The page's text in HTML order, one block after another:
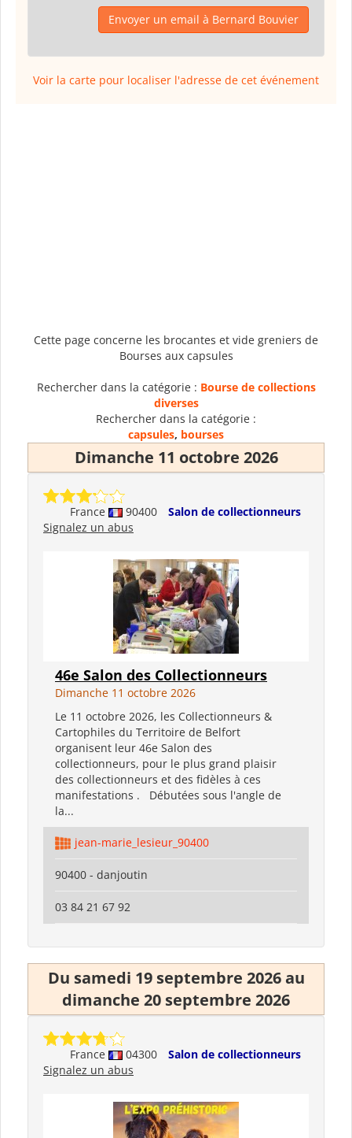
Envoyer un email à Bernard Bouvier
Voir la carte pour localiser l'adresse de cet événement
Cette page concerne les brocantes et vide greniers de
Bourses aux capsules
Rechercher dans la catégorie : Bourse de collections
diverses
Rechercher dans la catégorie :
capsules, bourses
Dimanche 11 octobre 2026
France 90400
Salon de collectionneurs
Signalez un abus
46e Salon des Collectionneurs
Dimanche 11 octobre 2026
Le 11 octobre 2026, les Collectionneurs &
Cartophiles du Territoire de Belfort
organisent leur 46e Salon des
collectionneurs, pour le plus grand plaisir
des collectionneurs et des fidèles à ces
manifestations . Débutées sous l'angle de
la...
jean-marie_lesieur_90400
90400 - danjoutin
03 84 21 67 92
Du samedi 19 septembre 2026 au
dimanche 20 septembre 2026
France 04300
Salon de collectionneurs
Signalez un abus